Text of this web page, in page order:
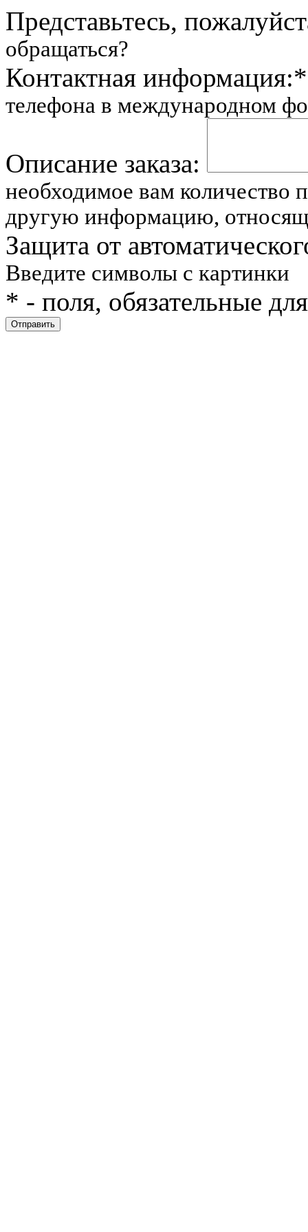
Представьтесь,
обращаться?
Контактная информация:*
телефона в международном
Описание заказа:
необходимое вам количество
другую информацию,
Защита от
Введите символы с картинки
* - поля, обязательные